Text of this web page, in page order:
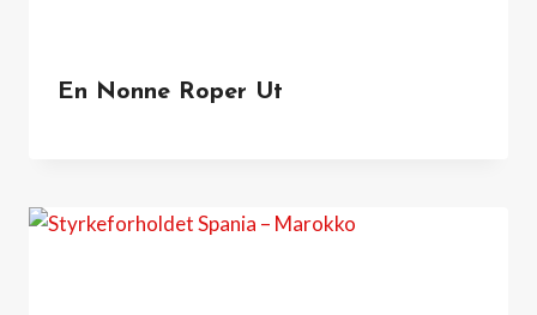
En Nonne Roper Ut